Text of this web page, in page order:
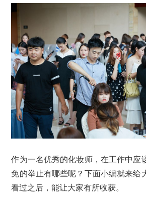
作为一名优秀的化妆师，在工作中应
免的举止有哪些呢？下面小编就来给
看过之后，能让大家有所收获。